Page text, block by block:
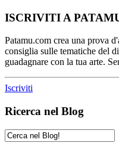
ISCRIVITI A
Patamu.com crea una prova
consiglia sulle tematiche del
guadagnare con la tua arte.
Iscriviti
Ricerca nel Blog